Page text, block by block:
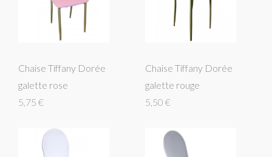
Chaise Tiffany Dorée
galette rose
5,75 €
Chaise Tiffany Dorée
galette rouge
5,50 €